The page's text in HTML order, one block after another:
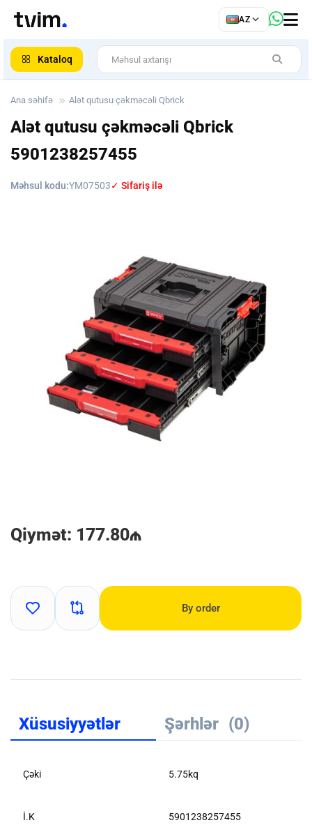
AZ
Kataloq
Ana səhifə Alət qutusu çəkməcəli Qbrick
Alət qutusu çəkməcəli Qbrick
5901238257455
Məhsul kodu:YM07503✓ Sifariş ilə
Qiymət: 177.80₼
By order
Xüsusiyyətlər Şərhlər (0)
Çəki 5.75kq
İ.K 5901238257455